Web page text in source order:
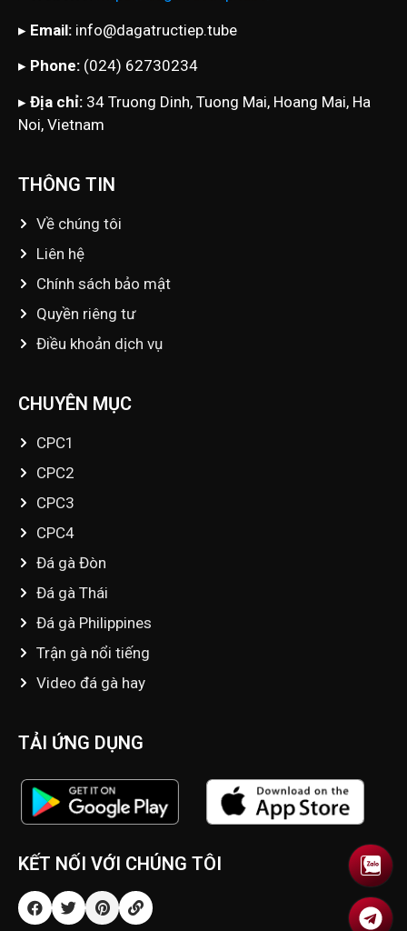
▸ Email: info@dagatructiep.tube
▸ Phone: (024) 62730234
▸ Địa chỉ: 34 Truong Dinh, Tuong Mai, Hoang Mai, Ha
Noi, Vietnam
THÔNG TIN
Về chúng tôi
Liên hệ
Chính sách bảo mật
Quyền riêng tư
Điều khoản dịch vụ
CHUYÊN MỤC
CPC1
CPC2
CPC3
CPC4
Đá gà Đòn
Đá gà Thái
Đá gà Philippines
Trận gà nổi tiếng
Video đá gà hay
TẢI ỨNG DỤNG
KẾT NỐI VỚI CHÚNG TÔI